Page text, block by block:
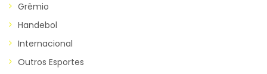
Grêmio
Handebol
Internacional
Outros Esportes